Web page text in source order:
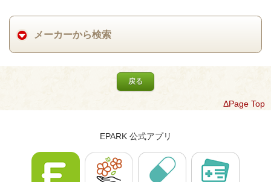
メーカーから検索
戻る
ΔPage Top